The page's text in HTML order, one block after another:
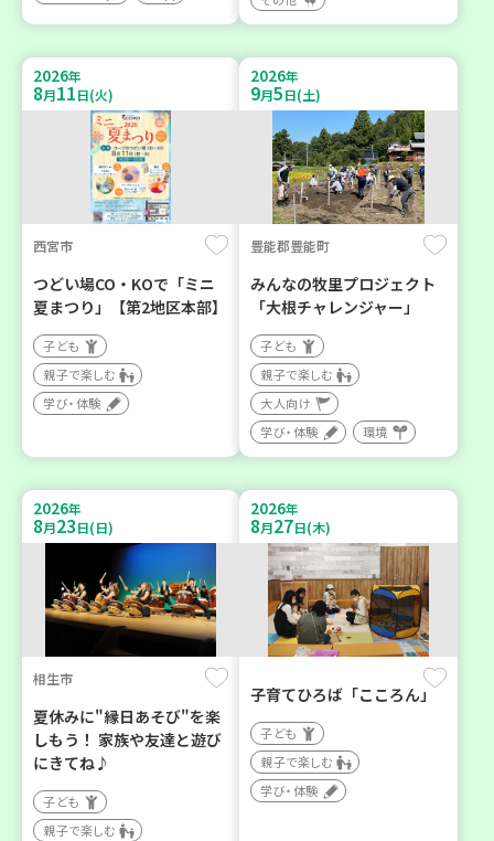
2026年
8月11日(火)
西宮市
つどい場CO・KOで「ミニ
夏まつり」【第2地区本部】
子ども
親子で楽しむ
学び・体験
2026年
9月5日(土)
豊能郡豊能町
みんなの牧里プロジェクト
「大根チャレンジャー」
子ども
親子で楽しむ
大人向け
学び・体験
環境
2026年
8月23日(日)
相生市
夏休みに"縁日あそび"を楽
しもう！ 家族や友達と遊び
にきてね♪
子ども
親子で楽しむ
2026年
8月27日(木)
子育てひろば「こころん」
子ども
親子で楽しむ
学び・体験